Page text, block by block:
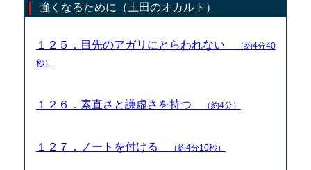
強くなるために（土田のオカルト）
１２５．目先のアガリにとらわれない
（約4分40
秒）
１２６．素直さと謙虚さを持つ （約4分）
１２７．ノートを付ける （約4分10秒）